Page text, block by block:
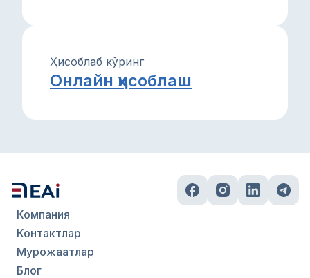
Ҳисоблаб кўринг
Онлайн ҳисоблаш
Компания
Контактлар
Мурожаатлар
Блог